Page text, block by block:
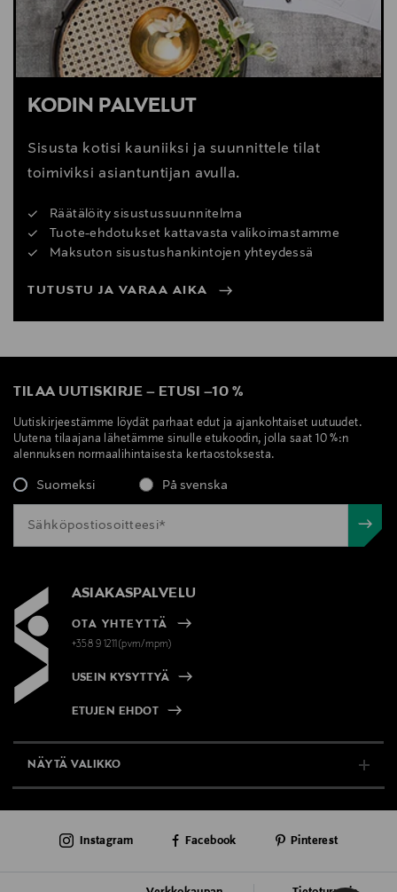
KODIN PALVELUT
Sisusta kotisi kauniiksi ja suunnittele tilat
toimiviksi asiantuntijan avulla.
Räätälöity sisustussuunnitelma
Tuote-ehdotukset kattavasta valikoimastamme
Maksuton sisustushankintojen yhteydessä
TUTUSTU JA VARAA AIKA
TILAA UUTISKIRJE – ETUSI –10 %
Uutiskirjeestämme löydät parhaat edut ja ajankohtaiset uutuudet.
Uutena tilaajana lähetämme sinulle etukoodin, jolla saat 10 %:n
alennuksen normaalihintaisesta kertaostoksesta.
Suomeksi På svenska
ASIAKASPALVELU
OTA YHTEYTTÄ
+358 9 1211(pvm/mpm)
USEIN KYSYTTYÄ
ETUJEN EHDOT
NÄYTÄ VALIKKO
AJANKOHTAISTA
Instagram Facebook Pinterest